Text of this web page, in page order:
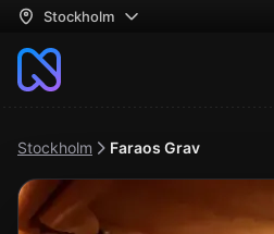
Stockholm
Stockholm Faraos Grav